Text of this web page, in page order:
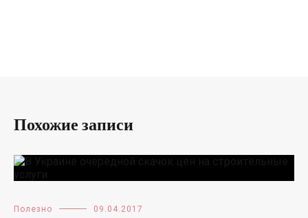
Похожие записи
Полезно 09.04.2017